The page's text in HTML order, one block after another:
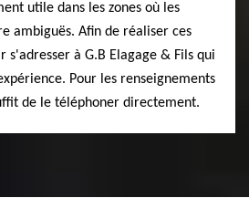
utile dans les zones où les
ambiguës. Afin de réaliser ces
à G.B Elagage & Fils qui
Pour les renseignements
de le téléphoner directement.